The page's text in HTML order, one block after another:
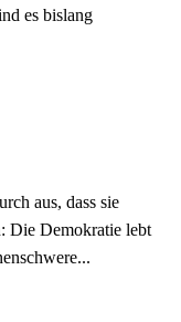
es bislang
aus, dass sie
Die Demokratie lebt